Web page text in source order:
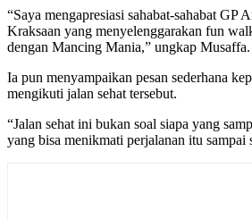
“Saya mengapresiasi sahabat-sahabat GP
Kraksaan yang menyelenggarakan fun
dengan Mancing Mania,” ungkap Musaffa.
Ia pun menyampaikan pesan sederhana
mengikuti jalan sehat tersebut.
“Jalan sehat ini bukan soal siapa yang
yang bisa menikmati perjalanan itu sampai